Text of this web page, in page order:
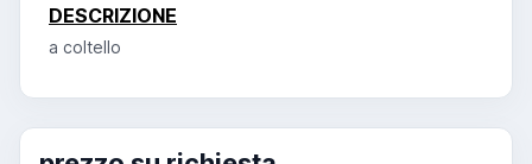
DESCRIZIONE
a coltello